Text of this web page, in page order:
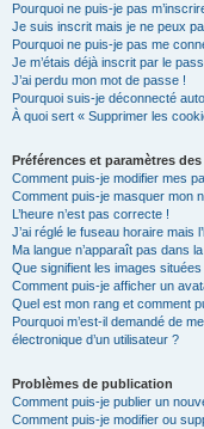
Pourquoi ne puis-je pas
Je suis inscrit mais je ne peux
Pourquoi ne puis-je pas me
Je m’étais déjà inscrit par le
J’ai perdu mon mot de passe !
Pourquoi suis-je déconnecté
À quoi sert « Supprimer les
Préférences et paramètres
Comment puis-je modifier mes
Comment puis-je masquer mon
L’heure n’est pas correcte !
J’ai réglé le fuseau horaire mais
Ma langue n’apparaît pas dans
Que signifient les images
Comment puis-je afficher un
Quel est mon rang et comment
Pourquoi m’est-il demandé de
électronique d’un utilisateur ?
Problèmes de publication
Comment puis-je publier un
Comment puis-je modifier ou